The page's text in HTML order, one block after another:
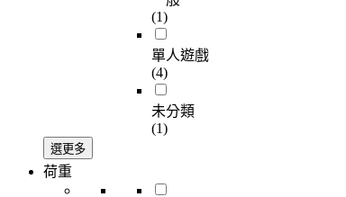
(1)
單人遊戲
(4)
未分類
(1)
選更多
荷重